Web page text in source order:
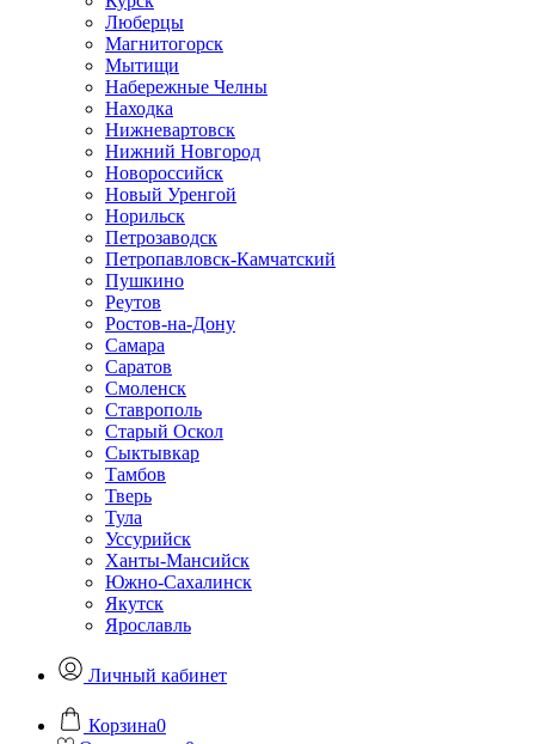
Люберцы
Магнитогорск
Мытищи
Набережные Челны
Находка
Нижневартовск
Нижний Новгород
Новороссийск
Новый Уренгой
Норильск
Петрозаводск
Петропавловск-Камчатский
Пушкино
Реутов
Ростов-на-Дону
Самара
Саратов
Смоленск
Ставрополь
Старый Оскол
Сыктывкар
Тамбов
Тверь
Тула
Уссурийск
Ханты-Мансийск
Южно-Сахалинск
Якутск
Ярославль
Личный кабинет
Корзина0